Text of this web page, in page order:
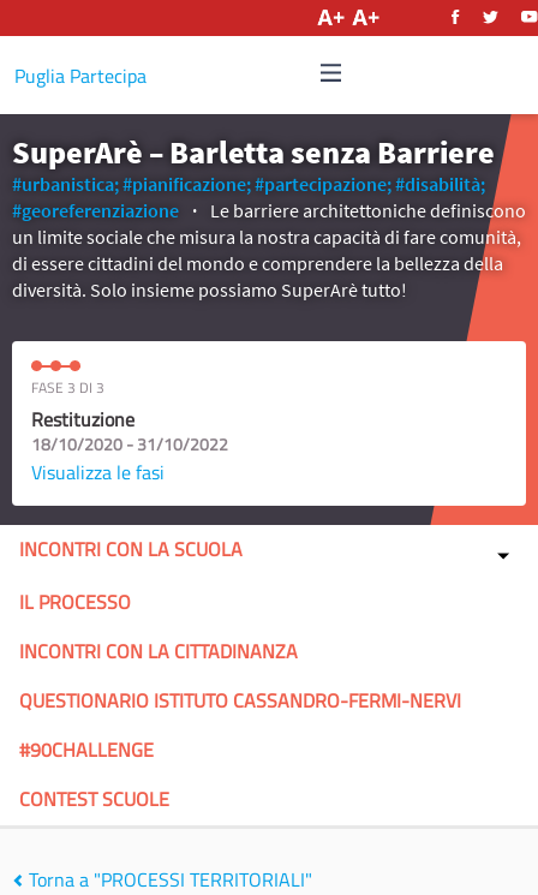
Puglia Partecipa
SuperArè – Barletta senza Barriere
#urbanistica;#pianificazione;#partecipazione;#disabilità;
#georeferenziazione
Le barriere architettoniche definiscono
un limite sociale che misura la nostra capacità di fare comunità,
di essere cittadini del mondo e comprendere la bellezza della
diversità. Solo insieme possiamo SuperArè tutto!
FASE 3 DI 3
Restituzione
18/10/2020 - 31/10/2022
Visualizza le fasi
INCONTRI CON LA SCUOLA
IL PROCESSO
INCONTRI CON LA CITTADINANZA
QUESTIONARIO ISTITUTO CASSANDRO-FERMI-NERVI
#90CHALLENGE
CONTEST SCUOLE
Torna a "PROCESSI TERRITORIALI"